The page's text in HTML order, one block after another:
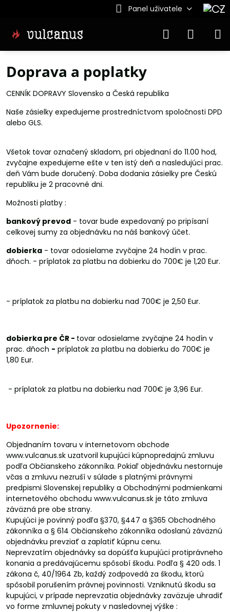
Panel uživatele
Doprava a poplatky
CENNÍK DOPRAVY Slovensko a Česká republika
Naše zásielky expedujeme prostredníctvom spoločnosti DPD
alebo GLS.
Všetok tovar označený skladom, pri objednaní do 11.00 hod,
zvyčajne expedujeme ešte v ten istý deň a nasledujúci prac.
deň Vám bude doručený. Doba dodania zásielky pre Českú
republiku je 2 pracovné dni.
Možnosti platby :
bankový prevod - tovar bude expedovaný po pripísaní
celkovej sumy za objednávku na náš bankový účet.
dobierka - tovar odosielame zvyčajne 24 hodín v prac.
dňoch. - príplatok za platbu na dobierku do 700€ je 1,20 Eur.
- príplatok za platbu na dobierku nad 700€ je 2,50 Eur.
dobierka pre ČR - tovar odosielame zvyčajne 24 hodín v
prac. dňoch - príplatok za platbu na dobierku do 700€ je
1,80 Eur.
- príplatok za platbu na dobierku nad 700€ je 3,96 Eur.
Upozornenie:
Objednaním tovaru v internetovom obchode
www.vulcanus.sk uzatvoril kupujúci kúpnopredajnú zmluvu
podľa Občianskeho zákonníka. Pokiaľ objednávku nestornuje
včas a zmluvu nezruší v súlade s platnými právnymi
predpismi Slovenskej republiky a Obchodnými podmienkami
internetového obchodu www.vulcanus.sk je táto zmluva
záväzná pre obe strany.
Kupujúci je povinný podľa §370, §447 a §365 Obchodného
zákonníka a § 614 Občianskeho zákonníka odoslanú záväznú
objednávku prevziať a zaplatiť kúpnu cenu.
Neprevzatím objednávky sa dopúšťa kupujúci protiprávneho
konania a predávajúcemu spôsobí škodu. Podľa § 420 ods. 1
zákona č, 40/1964 Zb, každý zodpovedá za škodu, ktorú
spôsobil porušením právnej povinnosti. Vzniknutú škodu sa
kupujúci, v prípade neprevzatia objednávky zaväzuje uhradiť
vo forme zmluvnej pokuty v nasledovnej výške :